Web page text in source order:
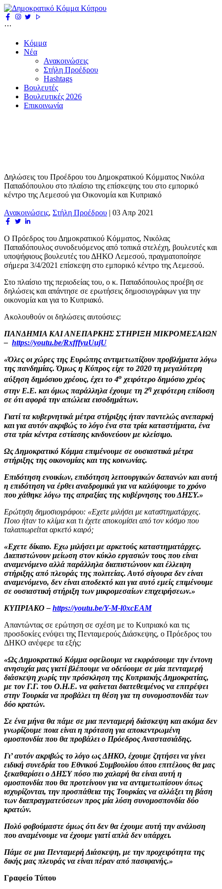
Κόμμα
Νέα
Ανακοινώσεις
Στήλη Προέδρου
Hashtags
Βουλευτές
Βουλευτικές 2026
Επικοινωνία
Δηλώσεις του Προέδρου του Δημοκρατικού Κόμματος Νικόλα
Παπαδόπουλου στο πλαίσιο της επίσκεψης του στο εμπορικό
κέντρο της Λεμεσού για Οικονομία και Κυπριακό
Ανακοινώσεις, Στήλη Προέδρου | 03 Απρ 2021
Ο Πρόεδρος του Δημοκρατικού Κόμματος, Νικόλας
Παπαδόπουλος συνοδευόμενος από τοπικά στελέχη, βουλευτές και
υποψήφιους βουλευτές του ΔΗΚΟ Λεμεσού, πραγματοποίησε
σήμερα 3/4/2021 επίσκεψη στο εμπορικό κέντρο της Λεμεσού.
Στο πλαίσιο της περιοδείας του, ο κ. Παπαδόπουλος προέβη σε
δηλώσεις και απάντησε σε ερωτήσεις δημοσιογράφων για την
οικονομία και για το Κυπριακό.
Ακολουθούν οι δηλώσεις αυτούσιες:
ΠΑΝΔΗΜΙΑ ΚΑΙ ΑΝΕΠΑΡΚΗΣ ΣΤΗΡΙΞΗ ΜΙΚΡΟΜΕΣΑΙΩΝ
– https://youtu.be/RxfffyuUujU
«Όλες οι χώρες της Ευρώπης αντιμετωπίζουν προβλήματα λόγω
της πανδημίας. Όμως η Κύπρος είχε το 2020 τη μεγαλύτερη
αύξηση δημόσιου χρέους, έχει το 4ο χειρότερο δημόσιο χρέος
στην Ε.Ε. και όμως παράλληλα έχουμε τη 2η χειρότερη επίδοση
σε ότι αφορά την απώλεια εισοδημάτων.
Γιατί τα κυβερνητικά μέτρα στήριξης ήταν παντελώς ανεπαρκή
και για αυτόν ακριβώς το λόγο ένα στα τρία καταστήματα, ένα
στα τρία κέντρα εστίασης κινδυνεύουν με κλείσιμο.
Ως Δημοκρατικό Κόμμα επιμένουμε σε ουσιαστικά μέτρα
στήριξης της οικονομίας και της κοινωνίας.
Επιδότηση ενοικίων, επιδότηση λειτουργικών δαπανών και αυτή
η επιδότηση να έρθει αναδρομικά για να καλύψουμε το χρόνο
που χάθηκε λόγω της απραξίας της κυβέρνησης του ΔΗΣΥ.»
Ερώτηση δημοσιογράφου: «Εχετε μιλήσει με καταστηματάρχες.
Ποιο ήταν το κλίμα και τι έχετε αποκομίσει από τον κόσμο που
ταλαιπωρείται αρκετό καιρό;
«Εχετε δίκαιο. Εχω μιλήσει με αρκετούς καταστηματάρχες.
Διαπιστώνουν μείωση στον κύκλο εργασιών τους που είναι
αναμενόμενο αλλά παράλληλα διαπιστώνουν και έλλειψη
στήριξης από πλευράς της πολιτείας. Αυτό σίγουρα δεν είναι
αναμενόμενο, δεν είναι αποδεκτό και για αυτό εμείς επιμένουμε
σε ουσιαστική στήριξη των μικρομεσαίων επιχειρήσεων.»
ΚΥΠΡΙΑΚΟ – https://youtu.be/Y-M-l0xcEAM
Απαντώντας σε ερώτηση σε σχέση με το Κυπριακό και τις
προσδοκίες ενόψει της Πενταμερούς Διάσκεψης, ο Πρόεδρος του
ΔΗΚΟ ανέφερε τα εξής:
«Ως Δημοκρατικό Κόμμα οφείλουμε να εκφράσουμε την έντονη
ανησυχία μας γιατί βλέπουμε να οδεύουμε σε μία πενταμερή
διάσκεψη χωρίς την πρόσκληση της Κυπριακής Δημοκρατίας,
με τον Γ.Γ. του Ο.Η.Ε. να φαίνεται διατεθειμένος να επιτρέψει
στην Τουρκία να προβάλει τη θέση για τη συνομοσπονδία των
δύο κρατών.
Σε ένα μήνα θα πάμε σε μια πενταμερή διάσκεψη και ακόμα δεν
γνωρίζουμε ποια είναι η πρόταση για αποκεντρωμένη
ομοσπονδία που θα προβάλει ο Πρόεδρος Αναστασιάδης.
Γι’ αυτόν ακριβώς το λόγο ως ΔΗΚΟ, έχουμε ζητήσει να γίνει
ειδική συνεδρία του Εθνικού Συμβουλίου όπου επιτέλους θα μας
ξεκαθαρίσει ο ΔΗΣΥ πόσο πιο χαλαρή θα είναι αυτή η
ομοσπονδία που θα προτείνουν για να αντιμετωπίσουν όπως
ισχυρίζονται, την προσπάθεια της Τουρκίας να αλλάξει τη βάση
των διαπραγματεύσεων προς μία λύση συνομοσπονδία δύο
κρατών.
Πολύ φοβούμαστε όμως ότι δεν θα έχουμε αυτή την ανάλυση
που αναμένουμε να έχουμε γιατί απλά δεν υπάρχει.
Πάμε σε μια Πενταμερή Διάσκεψη, με την προχειρότητα της
δικής μας πλευράς να είναι πέραν από πασιφανής.»
Γραφείο Τύπου